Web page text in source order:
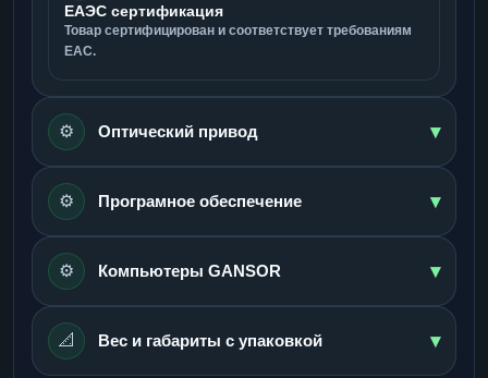
ЕАЭС сертификация
Товар сертифицирован и соответствует требованиям
ЕАС.
⚙️ Оптический привод ▾
⚙️ Програмное обеспечение ▾
⚙️ Компьютеры GANSOR ▾
📐 Вес и габариты с упаковкой ▾